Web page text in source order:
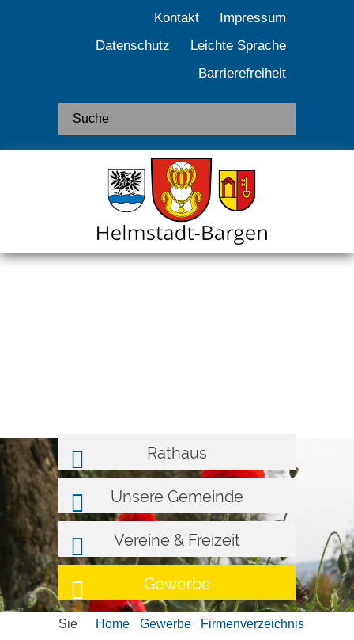
Kontakt
Impressum
Datenschutz
Leichte Sprache
Barrierefreiheit
Rathaus
Unsere Gemeinde
Vereine & Freizeit
Gewerbe
Sie
Home Gewerbe Firmenverzeichnis